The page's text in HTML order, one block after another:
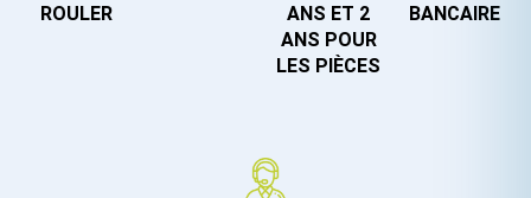
ROULER
ANS ET 2
ANS POUR
LES PIÈCES
BANCAIRE